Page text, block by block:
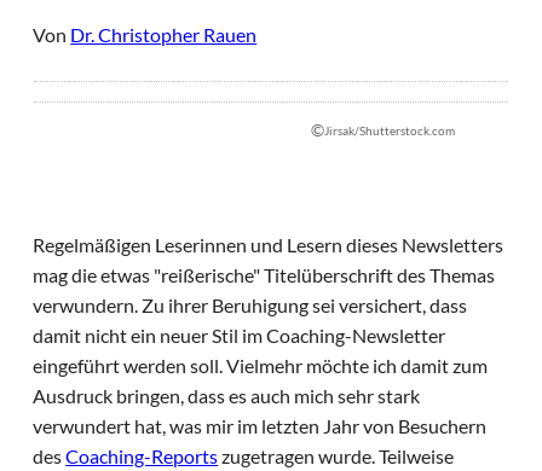
Von Dr. Christopher Rauen
©Jirsak/Shutterstock.com
Regelmäßigen Leserinnen und Lesern dieses Newsletters
mag die etwas "reißerische" Titelüberschrift des Themas
verwundern. Zu ihrer Beruhigung sei versichert, dass
damit nicht ein neuer Stil im Coaching-Newsletter
eingeführt werden soll. Vielmehr möchte ich damit zum
Ausdruck bringen, dass es auch mich sehr stark
verwundert hat, was mir im letzten Jahr von Besuchern
desCoaching-Reportszugetragen wurde. Teilweise